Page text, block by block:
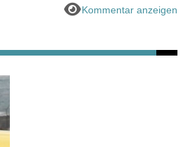
Kommentar anzeigen